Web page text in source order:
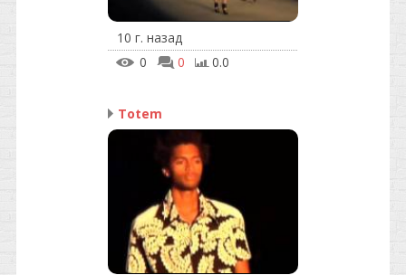
10 г. назад
0
0 0.0
Totem